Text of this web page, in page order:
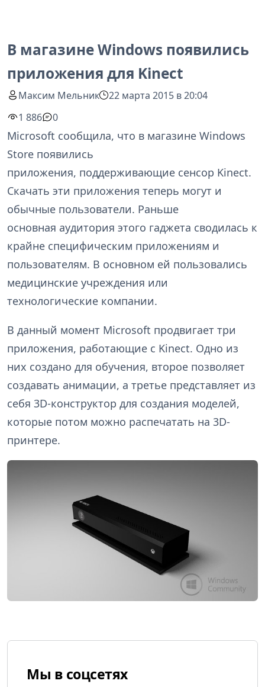
В магазине Windows появились
приложения для Kinect
Максим Мельник
22 марта 2015 в 20:04
1 886
0
Microsoft сообщила, что в магазине Windows
Store появились
приложения, поддерживающие сенсор Kinect.
Скачать эти приложения теперь могут и
обычные пользователи. Раньше
основная аудитория этого гаджета сводилась к
крайне специфическим приложениям и
пользователям. В основном ей пользовались
медицинские учреждения или
технологические компании.
В данный момент Microsoft продвигает три
приложения, работающие с Kinect. Одно из
них создано для обучения, второе позволяет
создавать анимации, а третье представляет из
себя 3D-конструктор для создания моделей,
которые потом можно распечатать на 3D-
принтере.
Мы в соцсетях